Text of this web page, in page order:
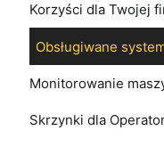
Korzyści dla Twojej
Obsługiwane
Monitorowanie
Skrzynki dla